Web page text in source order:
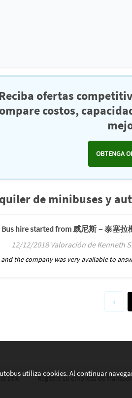
ofertas
costos,
OBTENGA
de minibuses y
hire started from 威尼斯－泰塞拉
12/12/2018 Valoración de Kenneth
the company was very available to
utiliza cookies. Al continuar
sitio Registre su empresa de